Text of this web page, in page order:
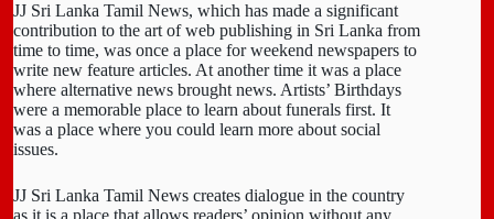
JJ Sri Lanka Tamil News, which has made a significant
contribution to the art of web publishing in Sri Lanka from
time to time, was once a place for weekend newspapers to
write new feature articles. At another time it was a place
where alternative news brought news. Artists’ Birthdays
were a memorable place to learn about funerals first. It
was a place where you could learn more about social
issues.
JJ Sri Lanka Tamil News creates dialogue in the country